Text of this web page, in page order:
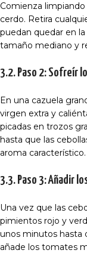
Comienza
cerdo. Retira
puedan quedar en
tamaño mediano y
3.2. Paso 2: Sofreír
En una cazuela
virgen extra y
picadas en trozos
hasta que las
aroma característico.
3.3. Paso 3: Añadir
Una vez que las
pimientos rojo y
unos minutos hasta
añade los tomates